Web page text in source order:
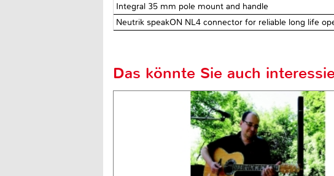
Integral 35 mm pole mount and handle
Neutrik speakON NL4 connector for reliable long life
Das könnte Sie auch